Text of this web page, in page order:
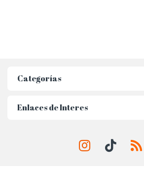
Categorías
Enlaces de Interes